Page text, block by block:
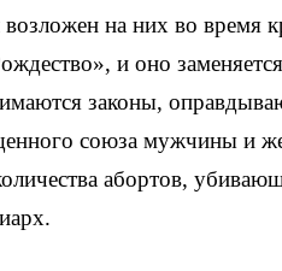
на них во время
и оно
законы,
союза мужчины и
абортов,